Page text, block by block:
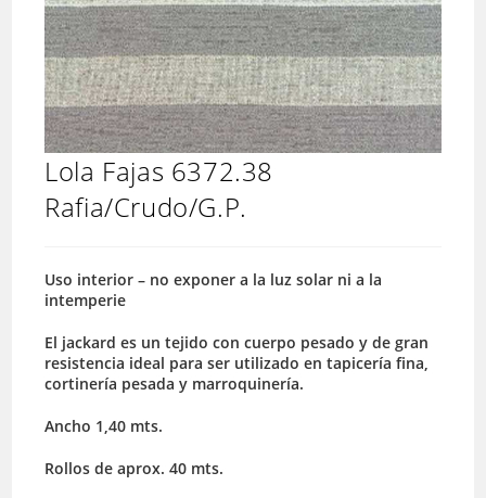
Lola Fajas 6372.38
Rafia/Crudo/G.P.
Uso interior – no exponer a la luz solar ni a la
intemperie
El jackard es un tejido con cuerpo pesado y de gran
resistencia ideal para ser utilizado en tapicería fina,
cortinería pesada y marroquinería.
Ancho 1,40 mts.
Rollos de aprox. 40 mts.